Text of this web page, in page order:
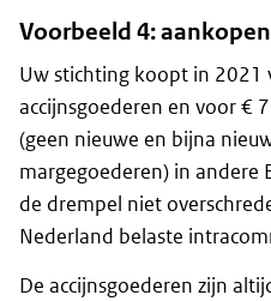
Voorbeeld 4:
Uw stichting koopt in 2021
accijnsgoederen en voor €
(geen nieuwe en bijna
margegoederen) in andere
de drempel niet
Nederland belaste
De accijnsgoederen zijn